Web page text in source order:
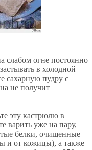
слабом огне постоянно
в холодной
сахарную пудру с
не получит
эту кастрюлю в
варить уже на пару,
белки, очищенные
и от кожицы), а также